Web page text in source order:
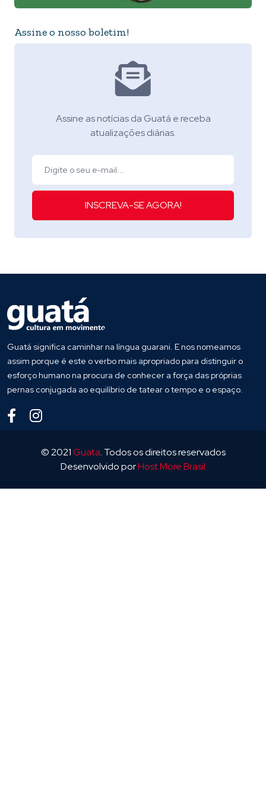
Assine o nosso boletim!
Assine as notícias da Guatá e receba
atualizações diárias.
INSCREVA-SE AGORA!
Guatá significa caminhar na língua guarani. E nos nomeamos
assim porque é este o verbo mais apropriado para distinguir o
esforço humano na procura de conhecer a força das próprias
pernas conjugada ao equilíbrio de tatear o tempo e o espaço.
© 2021Guata. Todos os direitos reservados
Desenvolvido porHost More Brasil